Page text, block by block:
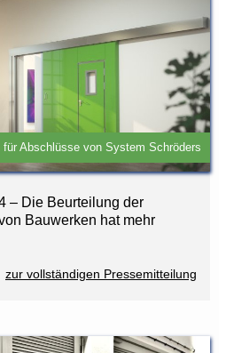
für Abschlüsse von System Schröders
– Die Beurteilung der
Bauwerken hat mehr
zur vollständigen Pressemitteilung